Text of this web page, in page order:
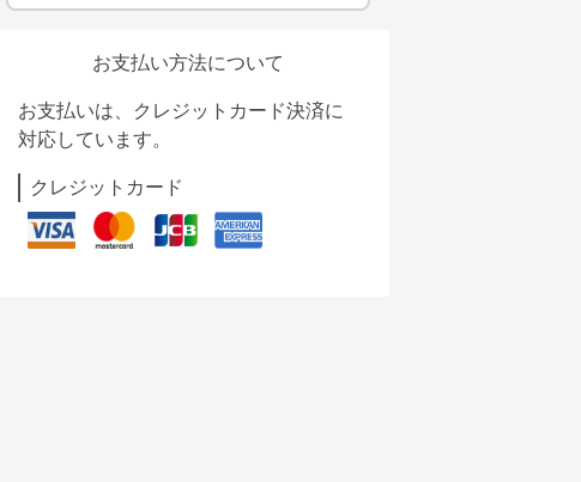
お支払い方法について
お支払いは、クレジットカード決済に
対応しています。
クレジットカード